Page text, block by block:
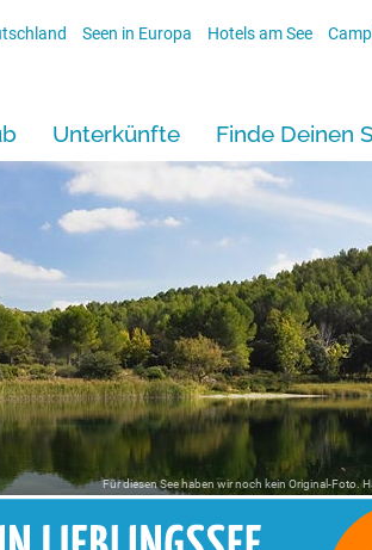
Seen in Europa Hotels am See
Unterkünfte Finde Deinen
Für diesen See haben wir noch kein Original-Foto.